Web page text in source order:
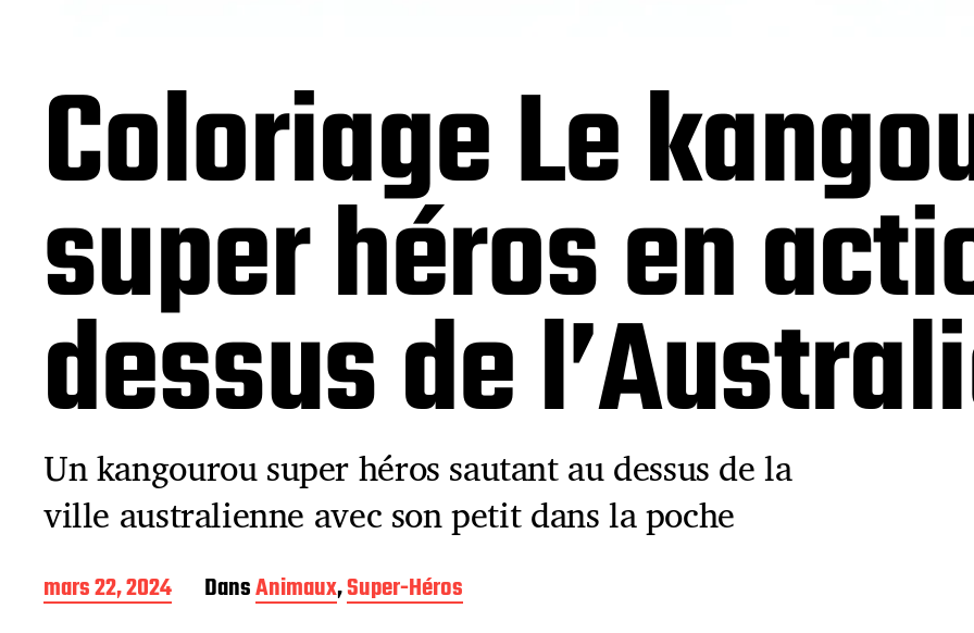
Coloriage Le
super héros en
dessus de
Un kangourou super héros sautant au dessus de la
ville australienne avec son petit dans la poche
D
a
mars 22, 2024 DansAnimaux,Super-Héros